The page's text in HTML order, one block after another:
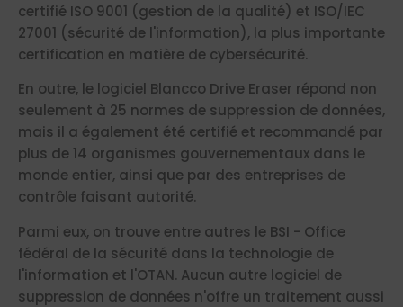
certifié ISO 9001 (gestion de la qualité) et ISO/IEC
27001 (sécurité de l'information), la plus importante
certification en matière de cybersécurité.
En outre, le logiciel Blancco Drive Eraser répond non
seulement à 25 normes de suppression de données,
mais il a également été certifié et recommandé par
plus de 14 organismes gouvernementaux dans le
monde entier, ainsi que par des entreprises de
contrôle faisant autorité.
Parmi eux, on trouve entre autres le BSI - Office
fédéral de la sécurité dans la technologie de
l'information et l'OTAN. Aucun autre logiciel de
suppression de données n'offre un traitement aussi